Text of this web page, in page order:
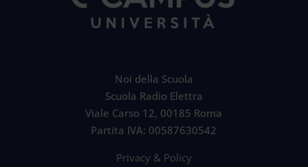
Noi della Scuola
Scuola Radio Elettra
Viale Carso 12, 00185 Roma
Partita IVA: 00587630542
Privacy & Policy